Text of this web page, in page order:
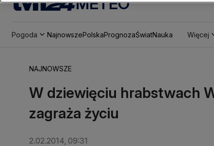
Pogoda NajnowszePolskaPrognozaŚwiatNauka Więcej
NAJNOWSZE
W dziewięciu hrabstwach
zagraża życiu
2.02.2014, 09:31